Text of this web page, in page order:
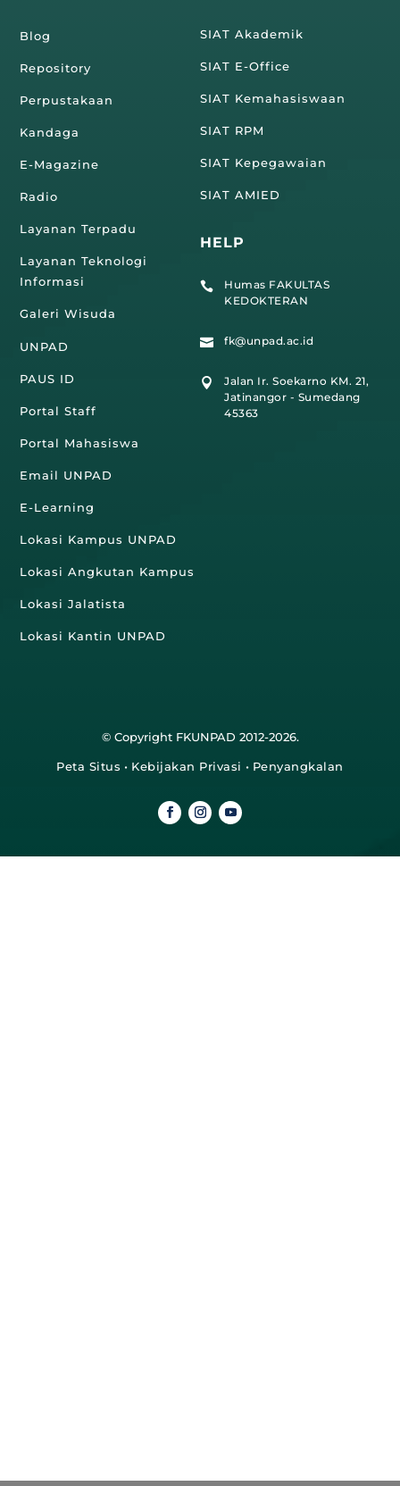
Blog
Repository
Perpustakaan
Kandaga
E-Magazine
Radio
Layanan Terpadu
Layanan Teknologi
Informasi
Galeri Wisuda
UNPAD
PAUS ID
Portal Staff
Portal Mahasiswa
Email UNPAD
E-Learning
Lokasi Kampus UNPAD
Lokasi Angkutan Kampus
Lokasi Jalatista
Lokasi Kantin UNPAD
SIAT Akademik
SIAT E-Office
SIAT Kemahasiswaan
SIAT RPM
SIAT Kepegawaian
SIAT AMIED
HELP

Humas FAKULTAS
KEDOKTERAN
 fk@unpad.ac.id

Jalan Ir. Soekarno KM. 21,
Jatinangor - Sumedang
45363
© Copyright FKUNPAD 2012-2026.
Peta Situs • Kebijakan Privasi • Penyangkalan